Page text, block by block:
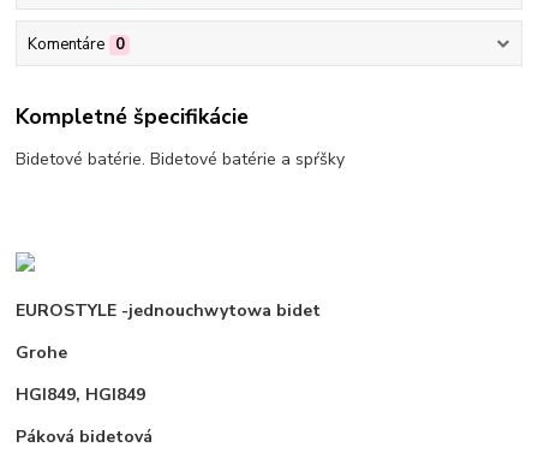
Komentáre 0
Kompletné špecifikácie
Bidetové batérie. Bidetové batérie a spŕšky
EUROSTYLE -jednouchwytowa bidet
Grohe
HGI849, HGI849
Páková bidetová